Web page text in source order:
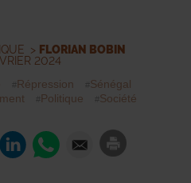
> FLORIAN BOBIN
2024
Répression
Sénégal
Politique Société